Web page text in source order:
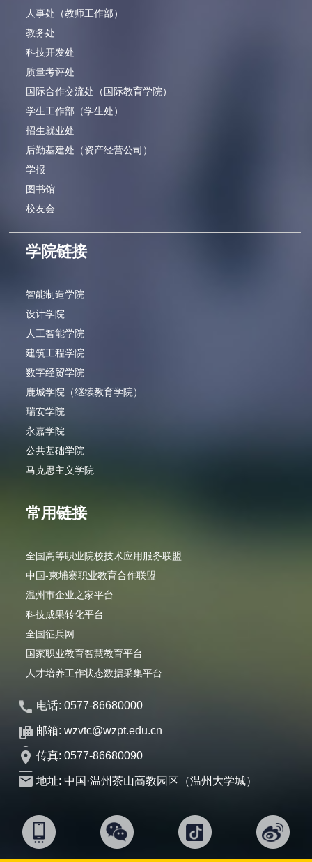
人事处（教师工作部）
教务处
科技开发处
质量考评处
国际合作交流处（国际教育学院）
学生工作部（学生处）
招生就业处
后勤基建处（资产经营公司）
学报
图书馆
校友会
学院链接
智能制造学院
设计学院
人工智能学院
建筑工程学院
数字经贸学院
鹿城学院（继续教育学院）
瑞安学院
永嘉学院
公共基础学院
马克思主义学院
常用链接
全国高等职业院校技术应用服务联盟
中国-柬埔寨职业教育合作联盟
温州市企业之家平台
科技成果转化平台
全国征兵网
国家职业教育智慧教育平台
人才培养工作状态数据采集平台
电话: 0577-86680000
邮箱: wzvtc@wzpt.edu.cn
传真: 0577-86680090
地址: 中国·温州茶山高教园区（温州大学城）